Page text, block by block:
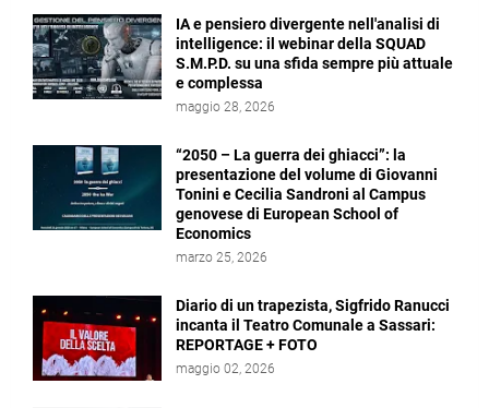
IA e pensiero divergente nell'analisi di
intelligence: il webinar della SQUAD
S.M.P.D. su una sfida sempre più attuale
e complessa
maggio 28, 2026
“2050 – La guerra dei ghiacci”: la
presentazione del volume di Giovanni
Tonini e Cecilia Sandroni al Campus
genovese di European School of
Economics
marzo 25, 2026
Diario di un trapezista, Sigfrido Ranucci
incanta il Teatro Comunale a Sassari:
REPORTAGE + FOTO
maggio 02, 2026